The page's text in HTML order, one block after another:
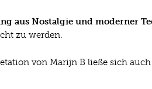
aus Nostalgie und moderner
zu werden.
von Marijn B ließe sich